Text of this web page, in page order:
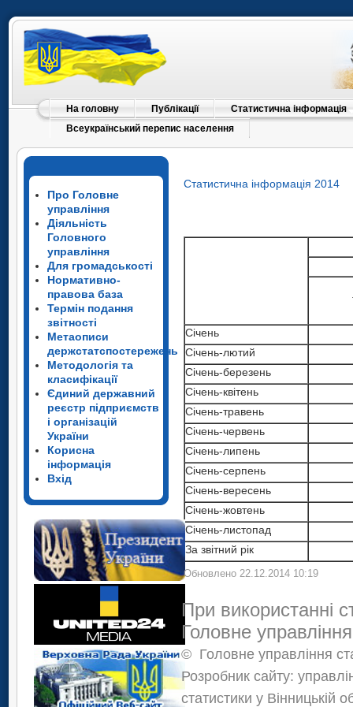
На головну Публікації
Статистична інформація
Всеукраїнський перепис населення
Про Головне
управління
Діяльність
Головного
управління
Для громадськості
Нормативно-
правова база
Термін подання
звітності
Метаописи
держстатспостережень
Методологія та
класифікації
Єдиний державний
реєстр підприємств
і організацій
України
Корисна
інформація
Вхід
Статистична інформація 2014
Січень
Січень-лютий
Січень-березень
Січень-квітень
Січень-травень
Січень-червень
Січень-липень
Січень-серпень
Січень-вересень
Січень-жовтень
Січень-листопад
За звітний рік
Обновлено 22.12.2014 10:19
При використанні
Головне
© Головне управління
Розробник сайту:
статистики у Вінницькій